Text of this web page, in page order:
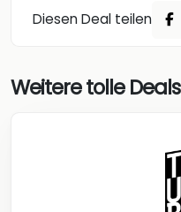
Diesen Deal teilen
Weitere tolle Deals